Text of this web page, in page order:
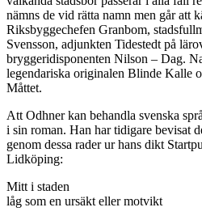
nämns de vid rätta namn men går att
Riksbyggechefen Granbom,
Svensson, adjunkten Tidestedt på
bryggeridisponenten Nilson – Dag.
legendariska originalen Blinde Kalle
Måttet.
Att Odhner kan behandla svenska
i sin roman. Han har tidigare bevisat
genom dessa rader ur hans dikt
Lidköping:
Mitt i staden
låg som en ursäkt eller motvikt